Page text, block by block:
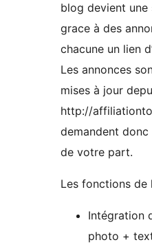
blog devient une
grace à des
chacune un lien
Les annonces
mises à jour
http://
demandent donc
de votre part.
Les fonctions de
Intégration
photo +